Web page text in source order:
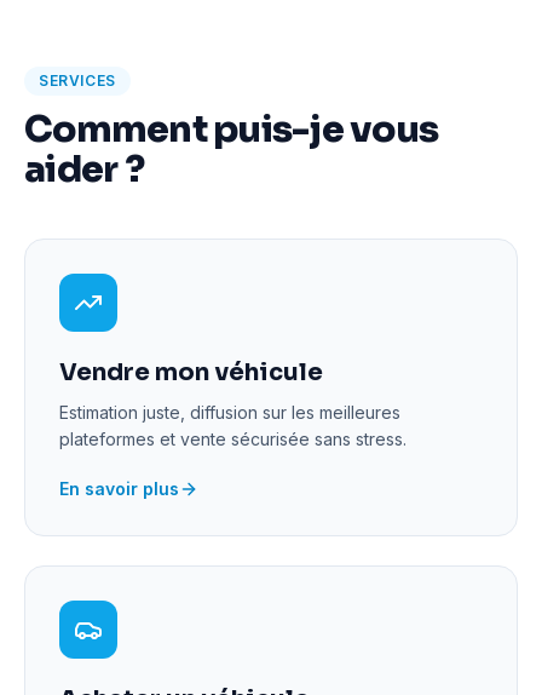
SERVICES
Comment puis-je vous
aider ?
Vendre mon véhicule
Estimation juste, diffusion sur les meilleures
plateformes et vente sécurisée sans stress.
En savoir plus